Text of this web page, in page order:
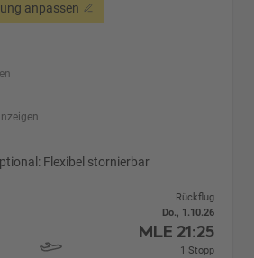
anpassen
Flexibel stornierbar
Rückflug
Do., 1.10.26
MLE 21:25
1 Stopp